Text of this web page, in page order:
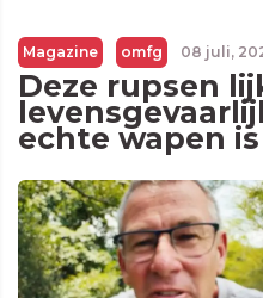
Magazine omfg 08 juli,
Deze rupsen
echte wapen